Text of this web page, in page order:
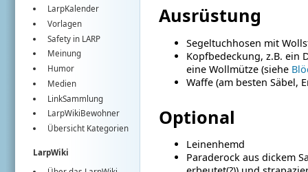
LarpKalender
Vorlagen
Safety in LARP
Meinung
Humor
Medien
LinkSammlung
LarpWikiBewohner
Übersicht Kategorien
LarpWiki
Ausrüstung
Segeltuchhosen mit
Kopfbedeckung, z.B. ein
eine Wollmütze (siehe
Waffe (am besten Säbel,
Optional
Leinenhemd
Paraderock aus dickem